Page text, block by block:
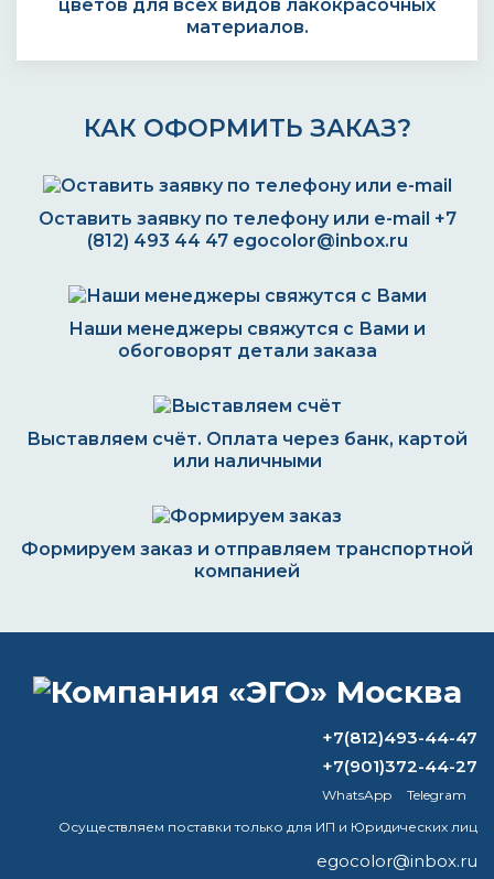
цветов для всех видов лакокрасочных
материалов.
КАК ОФОРМИТЬ ЗАКАЗ?
Оставить заявку по телефону или e-mail +7
(812) 493 44 47 egocolor@inbox.ru
Наши менеджеры свяжутся с Вами и
обоговорят детали заказа
Выставляем счёт. Оплата через банк, картой
или наличными
Формируем заказ и отправляем транспортной
компанией
ВОПРОС-ОТВЕТ
Какой краской лучше красить бетон на
Что может растворить цинк?
+7(812)493-44-47
+7(901)372-44-27
WhatsApp
Telegram
Осуществляем поставки только для ИП и Юридических лиц
egocolor@inbox.ru